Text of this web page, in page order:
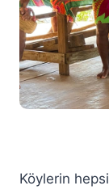
Köylerin